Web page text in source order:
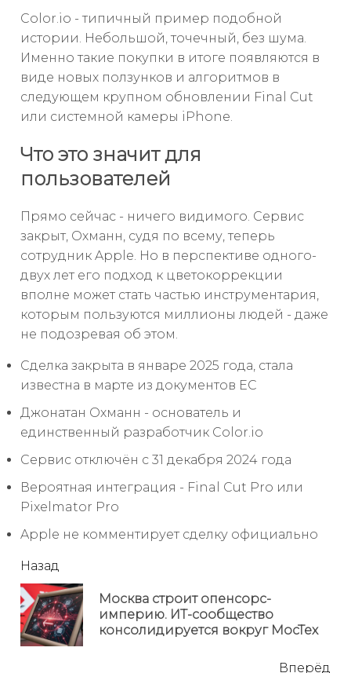
Color.io - типичный пример подобной
истории. Небольшой, точечный, без шума.
Именно такие покупки в итоге появляются в
виде новых ползунков и алгоритмов в
следующем крупном обновлении Final Cut
или системной камеры iPhone.
Что это значит для
пользователей
Прямо сейчас - ничего видимого. Сервис
закрыт, Охманн, судя по всему, теперь
сотрудник Apple. Но в перспективе одного-
двух лет его подход к цветокоррекции
вполне может стать частью инструментария,
которым пользуются миллионы людей - даже
не подозревая об этом.
Сделка закрыта в январе 2025 года, стала
известна в марте из документов ЕС
Джонатан Охманн - основатель и
единственный разработчик Color.io
Сервис отключён с 31 декабря 2024 года
Вероятная интеграция - Final Cut Pro или
Pixelmator Pro
Apple не комментирует сделку официально
читать
еще
Назад
Москва строит опенсорс-
империю. ИТ-сообщество
консолидируется вокруг МосТех
Вперёд